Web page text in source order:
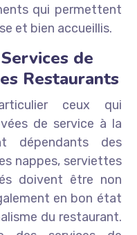
qui permettent
et bien accueillis.
de
Restaurants
ceux qui
de service à la
dépendants des
nappes, serviettes
doivent être non
en bon état
du restaurant.